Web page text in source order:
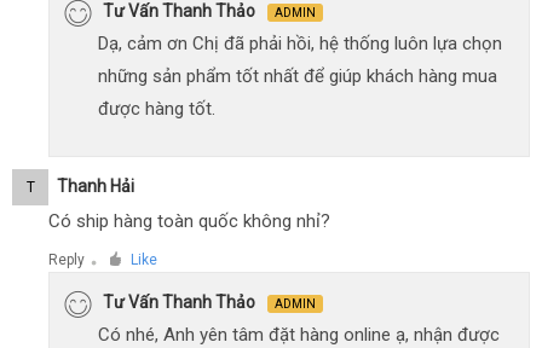
Tư Vấn Thanh Thảo ADMIN
Dạ, cảm ơn Chị đã phải hồi, hệ thống luôn lựa chọn
những sản phẩm tốt nhất để giúp khách hàng mua
được hàng tốt.
T Thanh Hải
Có ship hàng toàn quốc không nhỉ?
Reply ● Like
Tư Vấn Thanh Thảo ADMIN
Có nhé, Anh yên tâm đặt hàng online ạ, nhận được